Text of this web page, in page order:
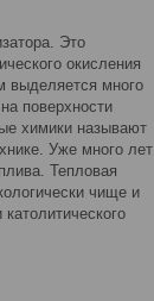
Это
окисления
выделяется много
поверхности
химики называют
Уже много лет
Тепловая
чище и